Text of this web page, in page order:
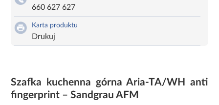
660 627 627
Karta produktu
Drukuj
Szafka kuchenna górna Aria-TA/WH anti
fingerprint – Sandgrau AFM